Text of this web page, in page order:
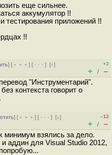
еще сильнее.
аккумулятор !!
приложений !!
!!
] [ ﹢﹢﹢] [ · · ·][↑]
+2
+ / –
"Инструментарий".
контекста говорит о
] [ ﹢﹢﹢] [ · · ·][↓]
–12
+ / –
минимум взялись за дело.
аддин для Visual Studio 2012,